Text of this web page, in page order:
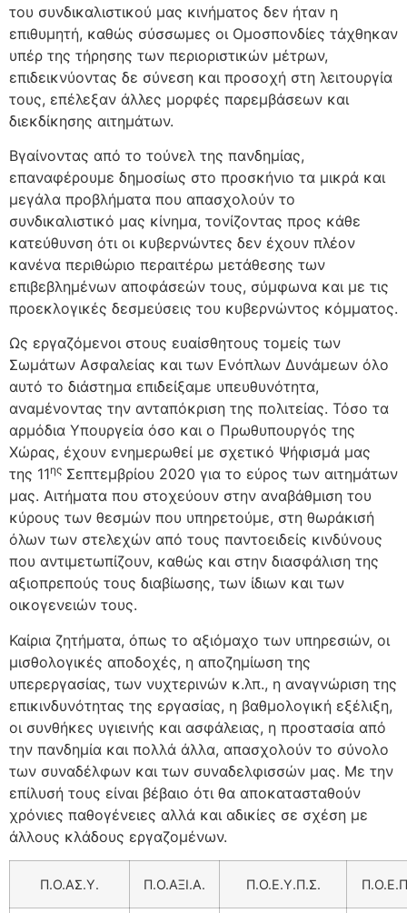
του συνδικαλιστικού μας κινήματος δεν ήταν η
επιθυμητή, καθώς σύσσωμες οι Ομοσπονδίες τάχθηκαν
υπέρ της τήρησης των περιοριστικών μέτρων,
επιδεικνύοντας δε σύνεση και προσοχή στη λειτουργία
τους, επέλεξαν άλλες μορφές παρεμβάσεων και
διεκδίκησης αιτημάτων.
Βγαίνοντας από το τούνελ της πανδημίας,
επαναφέρουμε δημοσίως στο προσκήνιο τα μικρά και
μεγάλα προβλήματα που απασχολούν το
συνδικαλιστικό μας κίνημα, τονίζοντας προς κάθε
κατεύθυνση ότι οι κυβερνώντες δεν έχουν πλέον
κανένα περιθώριο περαιτέρω μετάθεσης των
επιβεβλημένων αποφάσεών τους, σύμφωνα και με τις
προεκλογικές δεσμεύσεις του κυβερνώντος κόμματος.
Ως εργαζόμενοι στους ευαίσθητους τομείς των
Σωμάτων Ασφαλείας και των Ενόπλων Δυνάμεων όλο
αυτό το διάστημα επιδείξαμε υπευθυνότητα,
αναμένοντας την ανταπόκριση της πολιτείας. Τόσο τα
αρμόδια Υπουργεία όσο και ο Πρωθυπουργός της
Χώρας, έχουν ενημερωθεί με σχετικό Ψήφισμά μας
της 11ης Σεπτεμβρίου 2020 για το εύρος των αιτημάτων
μας. Αιτήματα που στοχεύουν στην αναβάθμιση του
κύρους των θεσμών που υπηρετούμε, στη θωράκισή
όλων των στελεχών από τους παντοειδείς κινδύνους
που αντιμετωπίζουν, καθώς και στην διασφάλιση της
αξιοπρεπούς τους διαβίωσης, των ίδιων και των
οικογενειών τους.
Καίρια ζητήματα, όπως το αξιόμαχο των υπηρεσιών, οι
μισθολογικές αποδοχές, η αποζημίωση της
υπερεργασίας, των νυχτερινών κ.λπ., η αναγνώριση της
επικινδυνότητας της εργασίας, η βαθμολογική εξέλιξη,
οι συνθήκες υγιεινής και ασφάλειας, η προστασία από
την πανδημία και πολλά άλλα, απασχολούν το σύνολο
των συναδέλφων και των συναδελφισσών μας. Με την
επίλυσή τους είναι βέβαιο ότι θα αποκατασταθούν
χρόνιες παθογένειες αλλά και αδικίες σε σχέση με
άλλους κλάδους εργαζομένων.
Π.Ο.ΑΣ.Υ. Π.Ο.ΑΞΙ.Α. Π.Ο.Ε.Υ.Π.Σ.